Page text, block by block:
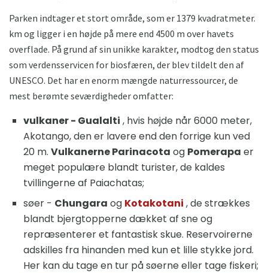
Parken indtager et stort område, som er 1379 kvadratmeter.
km og ligger i en højde på mere end 4500 m over havets
overflade. På grund af sin unikke karakter, modtog den status
som verdensservicen for biosfæren, der blev tildelt den af ​​
UNESCO. Det har en enorm mængde naturressourcer, de
mest berømte seværdigheder omfatter:
vulkaner - Gualalti , hvis højde når 6000 meter,
Akotango, den er lavere end den forrige kun ved
20 m. Vulkanerne Parinacota og Pomerapa er
meget populære blandt turister, de kaldes
tvillingerne af Paiachatas;
søer - Chungara og Kotakotani , de strækkes
blandt bjergtopperne dækket af sne og
repræsenterer et fantastisk skue. Reservoirerne
adskilles fra hinanden med kun et lille stykke jord.
Her kan du tage en tur på søerne eller tage fiskeri;